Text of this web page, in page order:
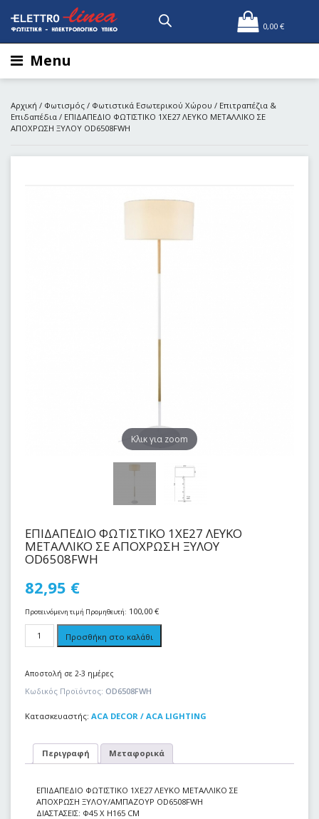
0,00 €
Menu
Αρχική / Φωτισμός / Φωτιστικά Εσωτερικού Χώρου / Επιτραπέζια &
Επιδαπέδια / ΕΠΙΔΑΠΕΔΙΟ ΦΩΤΙΣΤΙΚΟ 1ΧΕ27 ΛΕΥΚΟ ΜΕΤΑΛΛIKO ΣΕ
ΑΠΟΧΡΩΣΗ ΞΥΛΟΥ OD6508FWH
Kλικ για zoom
ΕΠΙΔΑΠΕΔΙΟ ΦΩΤΙΣΤΙΚΟ 1ΧΕ27 ΛΕΥΚΟ
ΜΕΤΑΛΛIKO ΣΕ ΑΠΟΧΡΩΣΗ ΞΥΛΟΥ
OD6508FWH
82,95 €
Προτεινόμενη τιμή Προμηθευτή: 100,00 €
Προσθήκη στο καλάθι
Αποστολή σε 2-3 ημέρες
Κωδικός Προϊόντος: OD6508FWH
Κατασκευαστής: ACA DECOR / ACA LIGHTING
Περιγραφή Μεταφορικά
ΕΠΙΔΑΠΕΔΙΟ ΦΩΤΙΣΤΙΚΟ 1ΧΕ27 ΛΕΥΚΟ ΜΕΤΑΛΛIKO ΣΕ
ΑΠΟΧΡΩΣΗ ΞΥΛΟΥ/ΑΜΠΑΖΟΥΡ OD6508FWH
ΔΙΑΣΤΑΣΕΙΣ: Φ45 Χ Η165 CM